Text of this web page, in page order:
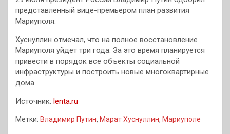
представленный вице-премьером план развития
Мариуполя.
Хуснуллин отмечал, что на полное восстановление
Мариуполя уйдет три года. За это время планируется
привести в порядок все объекты социальной
инфраструктуры и построить новые многоквартирные
дома.
Источник: lenta.ru
Метки: Владимир Путин, Марат Хуснуллин, Мариуполе